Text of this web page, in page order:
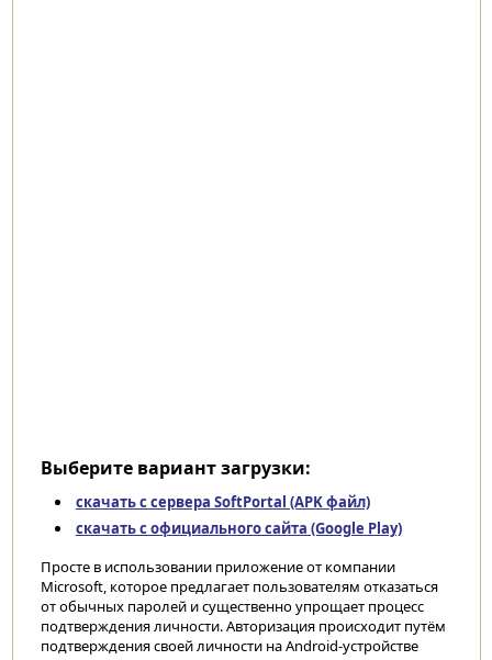
Выберите вариант загрузки:
скачать с сервера SoftPortal (APK файл)
скачать с официального сайта (Google Play)
Просте в использовании приложение от компании
Microsoft, которое предлагает пользователям отказаться
от обычных паролей и существенно упрощает процесс
подтверждения личности. Авторизация происходит путём
подтверждения своей личности на Android-устройстве